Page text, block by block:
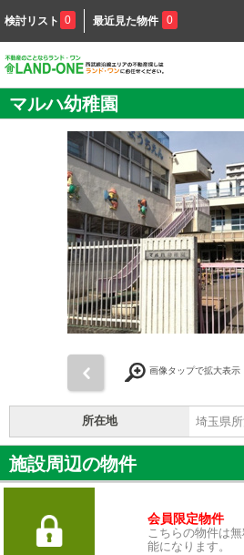
検討リスト 0 最近見た物件 0
マルハ幼稚園
画像タップで拡大表示
所在地 埼玉県
施設周辺の物件
会員限定物件
こちらの物件は
能になります。